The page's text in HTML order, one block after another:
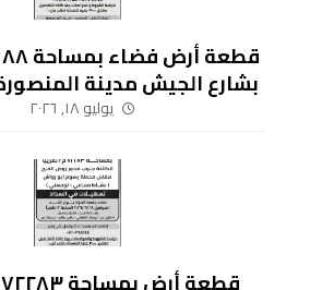
بشارع الجيش مدينة
الدقهلية
يوليو ١٨, ٢٠٢٦